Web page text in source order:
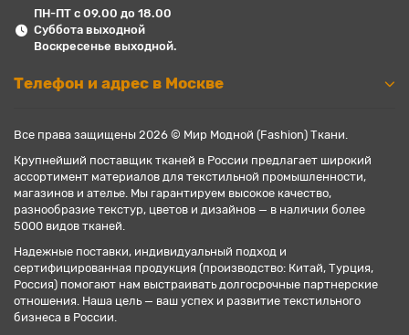
ПН-ПТ с 09.00 до 18.00
Суббота выходной
Воскресенье выходной.
Телефон и адрес в Москве
Все права защищены 2026 © Мир Модной (Fashion) Ткани.
Крупнейший поставщик тканей в России предлагает широкий
ассортимент материалов для текстильной промышленности,
магазинов и ателье. Мы гарантируем высокое качество,
разнообразие текстур, цветов и дизайнов — в наличии более
5000 видов тканей.
Надежные поставки, индивидуальный подход и
сертифицированная продукция (производство: Китай, Турция,
Россия) помогают нам выстраивать долгосрочные партнерские
отношения. Наша цель — ваш успех и развитие текстильного
бизнеса в России.